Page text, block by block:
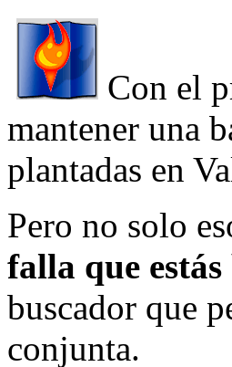
Con el
mantener una
plantadas en
Pero no solo
falla que
buscador que
conjunta.